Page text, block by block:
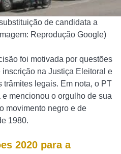
de candidata a
Reprodução Google)
foi motivada por questões
na Justiça Eleitoral e
legais. Em nota, o PT
mencionou o orgulho de sua
movimento negro e de
1980.
2020 para a